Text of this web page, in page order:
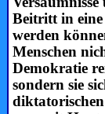
Beitritt in eine
werden
Menschen
Demokratie
sondern sie
diktatorischen